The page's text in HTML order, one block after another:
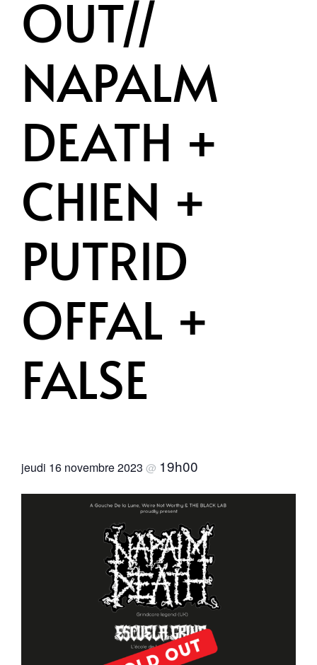
OUT//
NAPALM
DEATH +
CHIEN +
PUTRID
OFFAL +
FALSE
jeudi 16 novembre 2023 @ 19h00